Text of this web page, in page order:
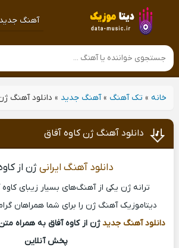
آهنگ جدید
خانه» تک آهنگ »آهنگ جدید » دانلود آهنگ
دانلود آهنگ ژن کاوه آفاق
دانلود آهنگ ایرانی ژن از
ترانه ژن یکی از آهنگ‌های بسیار زیبای
دیتاموزیک آهنگ ژن را برای شما همراهان
دانلود آهنگ جدیدژن از کاوه آفاق به همراه
پخش آنلاین